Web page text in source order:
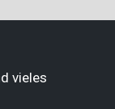
vieles